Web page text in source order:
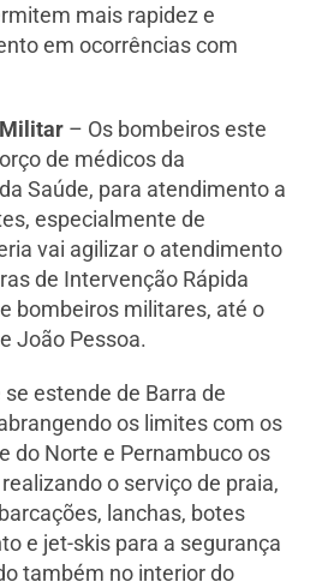
mais rapidez e
em ocorrências com
– Os bombeiros este
de médicos da
Saúde, para atendimento a
especialmente de
vai agilizar o atendimento
de Intervenção Rápida
bombeiros militares, até o
João Pessoa.
estende de Barra de
os limites com os
do Norte e Pernambuco os
o serviço de praia,
lanchas, botes
e jet-skis para a segurança
também no interior do